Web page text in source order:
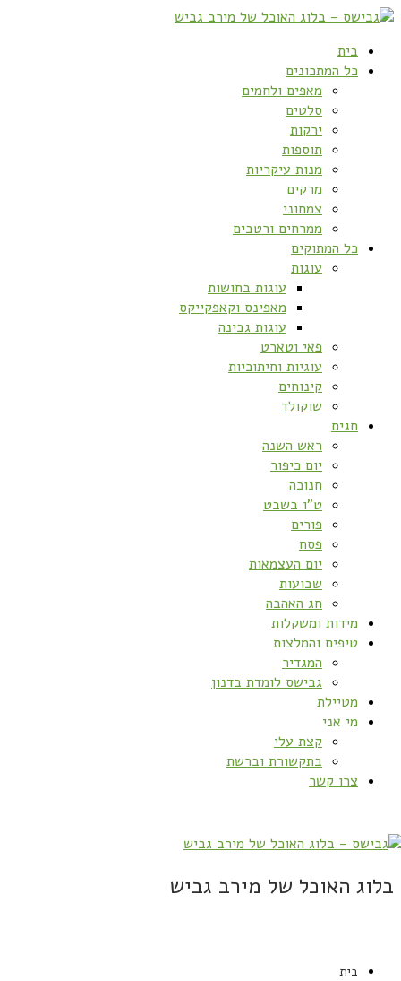
בית
כל המתכונים
מאפים ולחמים
סלטים
ירקות
תוספות
מנות עיקריות
מרקים
צמחוני
ממרחים ורטבים
כל המתוקים
עוגות
עוגות בחושות
מאפינס וקאפקייקס
עוגות גבינה
פאי וטארט
עוגיות וחיתוכיות
קינוחים
שוקולד
חגים
ראש השנה
יום כיפור
חנוכה
ט”ו בשבט
פורים
פסח
יום העצמאות
שבועות
חג האהבה
מידות ומשקלות
טיפים והמלצות
המגדיר
גבישס לומדת בדנון
מטיילת
מי אני
קצת עלי
בתקשורת וברשת
צרו קשר
בלוג האוכל של מירב גביש
בית